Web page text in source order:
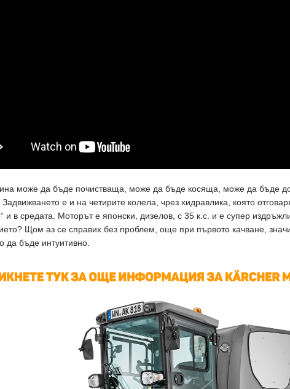
може да бъде почистваща, може да бъде косяща, може да бъде
Задвижването е и на четирите колела, чрез хидравлика, която
и в средата. Моторът е японски, дизелов, с 35 к.с. и е супер
Щом аз се справих без проблем, още при първото качване,
да бъде интуитивно.